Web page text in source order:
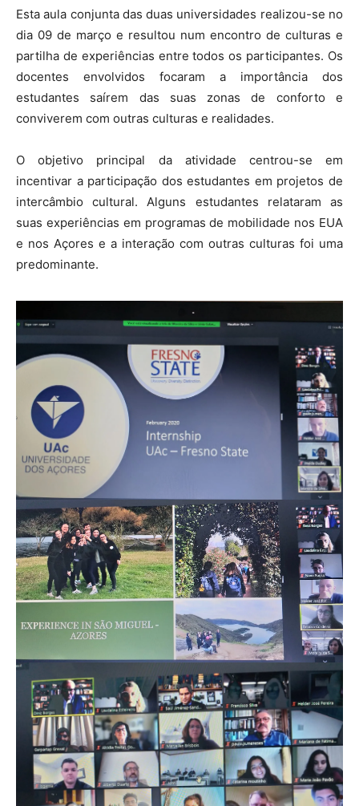
Esta aula conjunta das duas universidades realizou-se no
dia 09 de março e resultou num encontro de culturas e
partilha de experiências entre todos os participantes. Os
docentes envolvidos focaram a importância dos
estudantes saírem das suas zonas de conforto e
conviverem com outras culturas e realidades.
O objetivo principal da atividade centrou-se em
incentivar a participação dos estudantes em projetos de
intercâmbio cultural. Alguns estudantes relataram as
suas experiências em programas de mobilidade nos EUA
e nos Açores e a interação com outras culturas foi uma
predominante.